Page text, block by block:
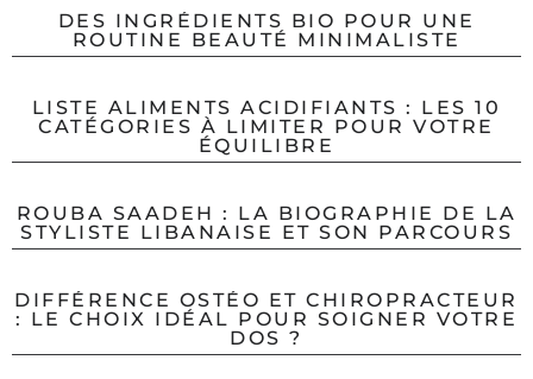
DES INGRÉDIENTS BIO POUR UNE
ROUTINE BEAUTÉ MINIMALISTE
LISTE ALIMENTS ACIDIFIANTS : LES 10
CATÉGORIES À LIMITER POUR VOTRE
ÉQUILIBRE
ROUBA SAADEH : LA BIOGRAPHIE DE LA
STYLISTE LIBANAISE ET SON PARCOURS
DIFFÉRENCE OSTÉO ET CHIROPRACTEUR
: LE CHOIX IDÉAL POUR SOIGNER VOTRE
DOS ?